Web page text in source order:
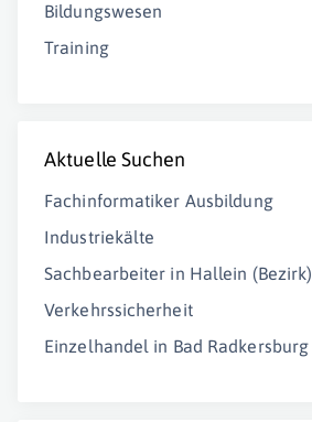
Bildungswesen
Training
Aktuelle Suchen
Fachinformatiker Ausbildung
Industriekälte
Sachbearbeiter in Hallein (Bezirk)
Verkehrssicherheit
Einzelhandel in Bad Radkersburg